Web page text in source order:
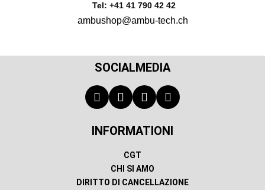
Tel: +41 41 790 42 42
ambushop@ambu-tech.ch
SOCIALMEDIA
INFORMATIONI
CGT
CHI SI AMO
DIRITTO DI CANCELLAZIONE